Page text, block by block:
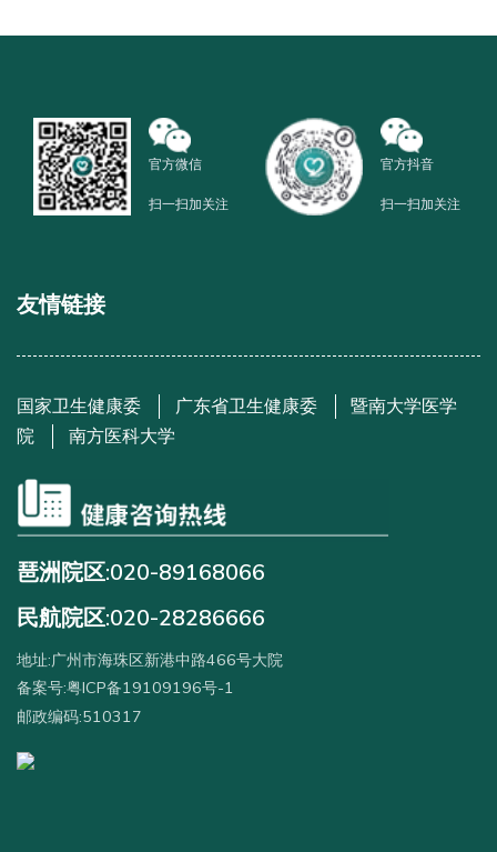
官方微信
扫一扫加关注
官方抖音
扫一扫加关注
友情链接
国家卫生健康委 广东省卫生健康委
暨南大学医学
院
南方医科大学
琶洲院区:020-89168066
民航院区:020-28286666
地址:广州市海珠区新港中路466号大院
备案号:粤ICP备19109196号-1
邮政编码:510317